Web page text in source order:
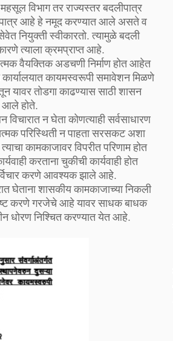
महसूल विभाग तर राज्यस्तर बदलीपात्र
पात्र आहे हे नमूद करण्यात आले असते व
नियुक्ती स्वीकारतो. त्यामुळे बदली
त्याला क्रमप्राप्त आहे.
वैयक्तिक अडचणी निर्माण होत आहेत
कार्यालयात कायमस्वरूपी समावेशन मिळणे
यावर तोडगा काढण्यास साठी शासन
आले होते.
न घेता कोणत्याही सर्वसाधारण
परिस्थिती न पाहता सरसकट अशा
कामकाजावर विपरीत परिणाम होत
करताना चुकीची कार्यवाही होत
करणे आवश्यक झाले आहे.
घेताना शासकीय कामकाजाच्या निकली
करणे गरजेचे आहे यावर साधक बाधक
धोरण निश्चित करण्यात येत आहे.